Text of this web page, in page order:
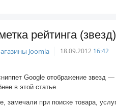
рейтинга
Joomla 18.09.2012 16:42
Google отображение звезд
в этой статье.
замечали при поиске товара,